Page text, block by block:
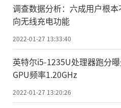
调查数据分析：六成用户根本
向无线充电功能
2022-01-27 13:33:40
英特尔i5-1235U处理器跑分曝
GPU频率1.20GHz
2022-01-27 13:20:26